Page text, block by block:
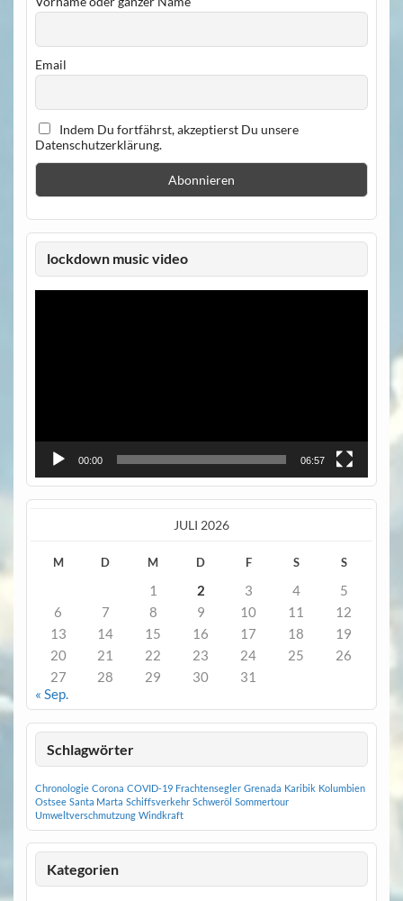
Email
Indem Du fortfährst, akzeptierst Du unsere
Datenschutzerklärung.
lockdown music video
Video-
00:00 06:57
JULI 2026
M D M D F S S
1 2 3 4
5
6
7 8 9 10 11
12
13
14 15 16 17 18
19
20
21 22 23 24 25
26
27
28 29 30
31
« Sep.
Schlagwörter
Chronologie Corona COVID-19 Frachtensegler Grenada Karibik Kolumbien
Ostsee Santa Marta Schiffsverkehr Schweröl Sommertour
Umweltverschmutzung Windkraft
Kategorien